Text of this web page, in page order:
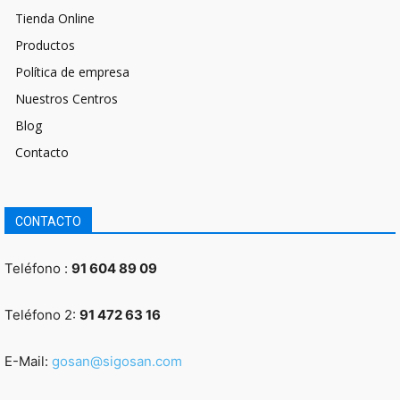
Tienda Online
Productos
Política de empresa
Nuestros Centros
Blog
Contacto
CONTACTO
Teléfono : 91 604 89 09
Teléfono 2: 91 472 63 16
E-Mail: gosan@sigosan.com